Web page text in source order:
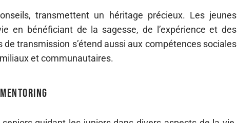
transmettent un héritage précieux. Les jeunes
en bénéficiant de la sagesse, de l’expérience et des
transmission s’étend aussi aux compétences sociales
et communautaires.